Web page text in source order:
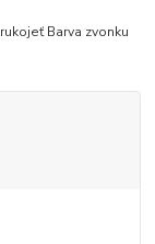
Barva zvonku